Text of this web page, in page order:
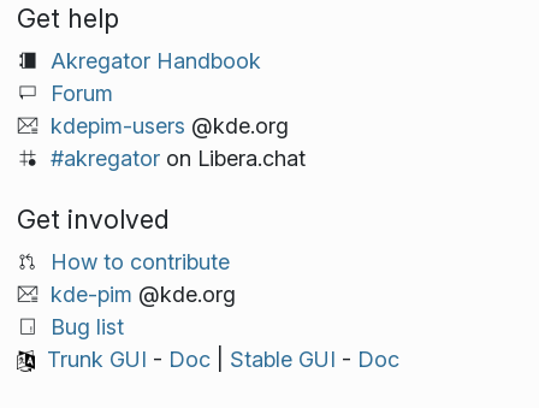
Get help
Akregator Handbook
Forum
kdepim-users @kde.org
#akregatoron Libera.chat
Get involved
How to contribute
kde-pim @kde.org
Bug list
Trunk GUI - Doc| Stable GUI - Doc